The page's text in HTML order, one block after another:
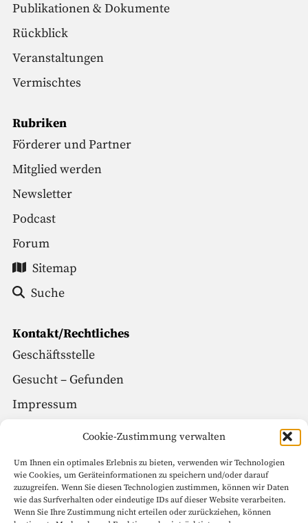
Cookie-Zustimmung verwalten
Um Ihnen ein optimales Erlebnis zu bieten, verwenden wir Technologien
wie Cookies, um Geräteinformationen zu speichern und/oder darauf
zuzugreifen. Wenn Sie diesen Technologien zustimmen, können wir Daten
wie das Surfverhalten oder eindeutige IDs auf dieser Website verarbeiten.
Wenn Sie Ihre Zustimmung nicht erteilen oder zurückziehen, können
Publikationen & Dokumente
Rückblick
Veranstaltungen
Vermischtes
Rubriken
Förderer und Partner
Mitglied werden
Newsletter
Podcast
Forum
Sitemap
Suche
Kontakt/Rechtliches
Geschäftsstelle
Gesucht – Gefunden
Impressum
Social Media
Facebook
Instagram